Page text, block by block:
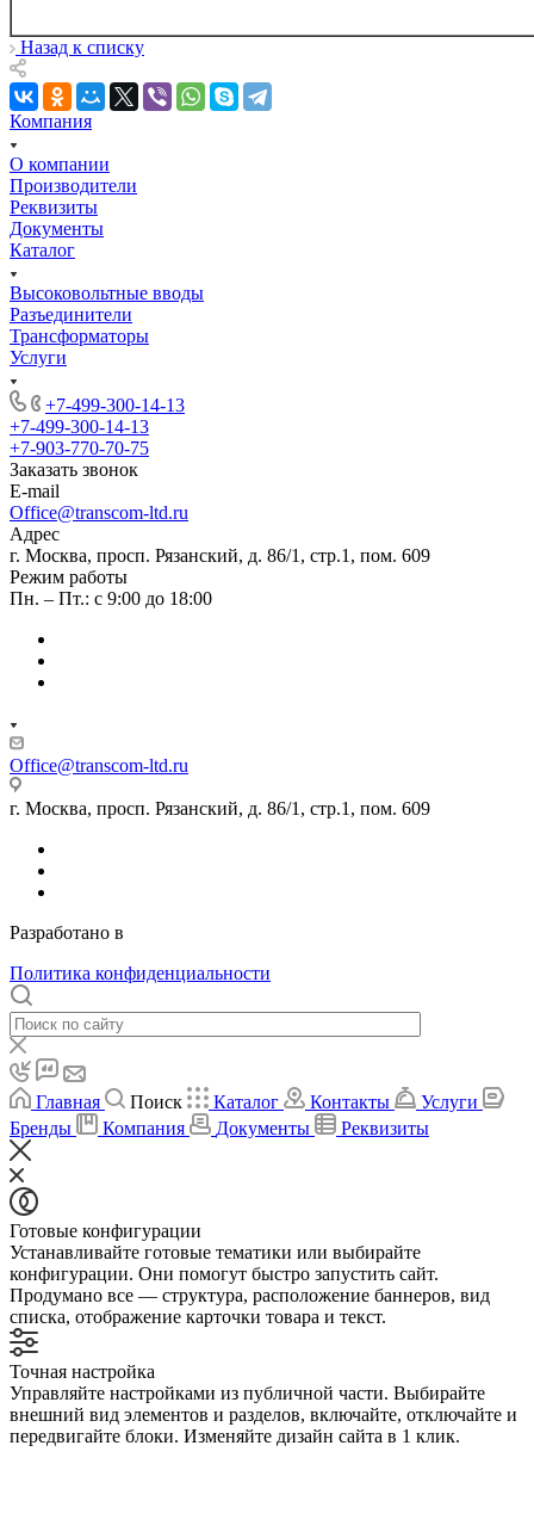
Назад к списку
Компания
О компании
Производители
Реквизиты
Документы
Каталог
Высоковольтные вводы
Разъединители
Трансформаторы
Услуги
+7-499-300-14-13
+7-499-300-14-13
+7-903-770-70-75
Заказать звонок
E-mail
Office@transcom-ltd.ru
Адрес
г. Москва, просп. Рязанский, д. 86/1, стр.1, пом. 609
Режим работы
Пн. – Пт.: с 9:00 до 18:00
Office@transcom-ltd.ru
г. Москва, просп. Рязанский, д. 86/1, стр.1, пом. 609
Разработано в
Политика конфиденциальности
Главная Поиск Каталог Контакты
Услуги
Бренды
Компания Документы Реквизиты
Готовые конфигурации
Устанавливайте готовые тематики или выбирайте
конфигурации. Они помогут быстро запустить сайт.
Продумано все — структура, расположение баннеров, вид
списка, отображение карточки товара и текст.
Точная настройка
Управляйте настройками из публичной части. Выбирайте
внешний вид элементов и разделов, включайте, отключайте и
передвигайте блоки. Изменяйте дизайн сайта в 1 клик.